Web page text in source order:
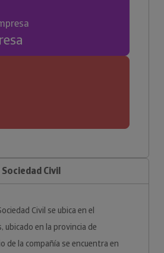
Civil
Civil se ubica en el
ubicado en la provincia de
de la compañía se encuentra en